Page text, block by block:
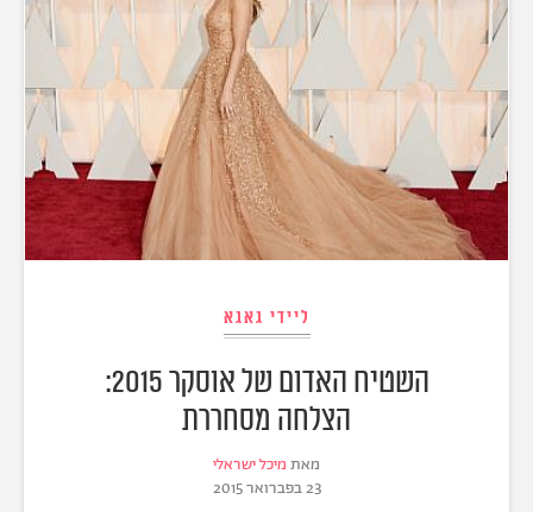
ליידי גאגא
השטיח האדום של אוסקר 2015:
הצלחה מסחררת
מאת מיכל ישראלי
23 בפברואר 2015